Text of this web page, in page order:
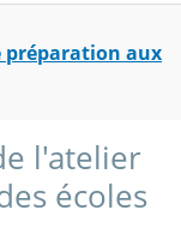
aux
l'atelier
écoles